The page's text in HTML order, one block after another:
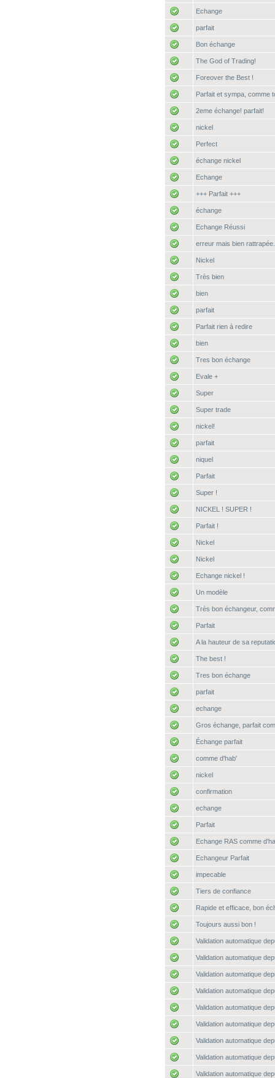
Echange
parfait
Bon échange
The God of Trading!
Foreover the Best !
Parfait et sympa, comme
2eme échange! parfait!
nickel
Perfect
échange nickel
Echange
+++ Parfait +++
échange
Echange Réussi
erreur mais bien
Nickel
Très bien
bien
parfait
Parfait rien à redire
bien
Tres bon échange
Evale +
Super
Super trade
nickel!
parfait
niquel
Parfait
Super !
NICKEL ! SUPER !
Parfait !
Nickel
Nickel
Echange nickel !
Un modèle
Très bon échangeur,
Parfait
A la hauteur de sa
The best !
Tres bon échange
parfait
echange
Gros échange, parfait
Échange parfait
comme d'hab'
nickel
confirmation
echange
Parfait
Echange RAS comme
Echangeur Parfait
impecable
Tiers de confiance
Rapide et efficace, bon
Toujours aussi bon !
Validation automatique
Validation automatique
Validation automatique
Validation automatique
Validation automatique
Validation automatique
Validation automatique
Validation automatique
Validation automatique